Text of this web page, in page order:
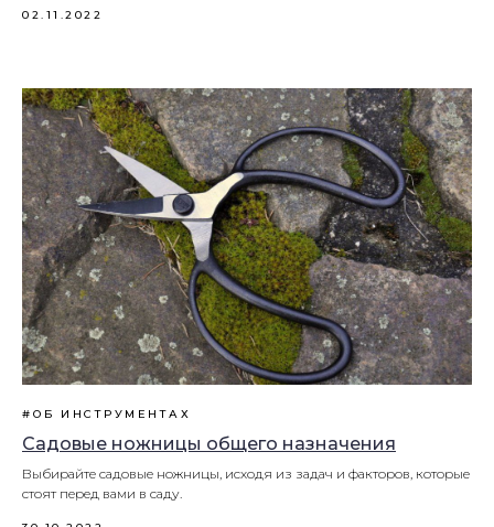
02.11.2022
#ОБ ИНСТРУМЕНТАХ
Садовые ножницы общего назначения
Выбирайте садовые ножницы, исходя из задач и факторов, которые
стоят перед вами в саду.